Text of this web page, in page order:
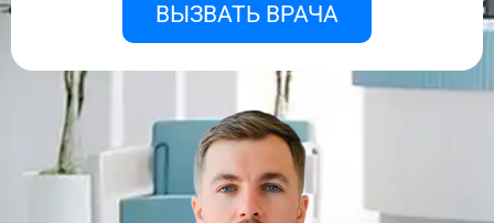
ВЫЗВАТЬ ВРАЧА